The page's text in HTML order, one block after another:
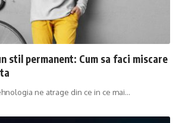
stil permanent: Cum sa faci miscare
ne atrage din ce in ce mai…